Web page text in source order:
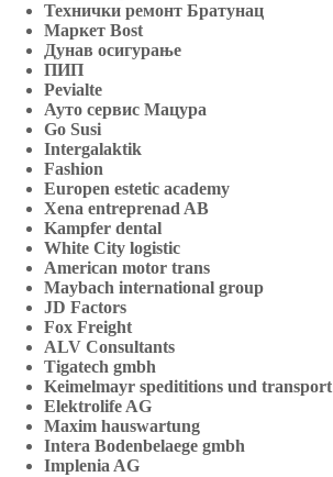
Технички ремонт Братунац
Маркет Bost
Дунав осигурање
ПИП
Pevialte
Ауто сервис Мацура
Go Susi
Intergalaktik
Fashion
Europen estetic academy
Xena entreprenad AB
Kampfer dental
White City logistic
American motor trans
Maybach international group
JD Factors
Fox Freight
ALV Consultants
Tigatech gmbh
Keimelmayr spedititions und transport
Elektrolife AG
Maxim hauswartung
Intera Bodenbelaege gmbh
Implenia AG